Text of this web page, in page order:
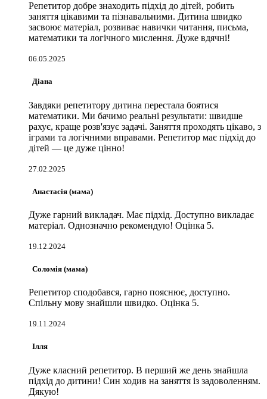
Репетитор добре знаходить підхід до дітей, робить
заняття цікавими та пізнавальними. Дитина швидко
засвоює матеріал, розвиває навички читання, письма,
математики та логічного мислення. Дуже вдячні!
06.05.2025
Діана
Завдяки репетитору дитина перестала боятися
математики. Ми бачимо реальні результати: швидше
рахує, краще розв'язує задачі. Заняття проходять цікаво, з
іграми та логічними вправами. Репетитор має підхід до
дітей — це дуже цінно!
27.02.2025
Анастасія (мама)
Дуже гарний викладач. Має підхід. Доступно викладає
матеріал. Однозначно рекомендую! Оцінка 5.
19.12.2024
Соломія (мама)
Репетитор сподобався, гарно пояснює, доступно.
Спільну мову знайшли швидко. Оцінка 5.
19.11.2024
Ілля
Дуже класний репетитор. В перший же день знайшла
підхід до дитини! Син ходив на заняття із задоволенням.
Дякую!